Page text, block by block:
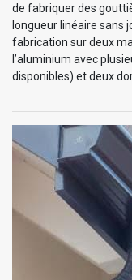
de fabriquer des
longueur linéaire sans
fabrication sur deux
l’aluminium avec
disponibles) et deux